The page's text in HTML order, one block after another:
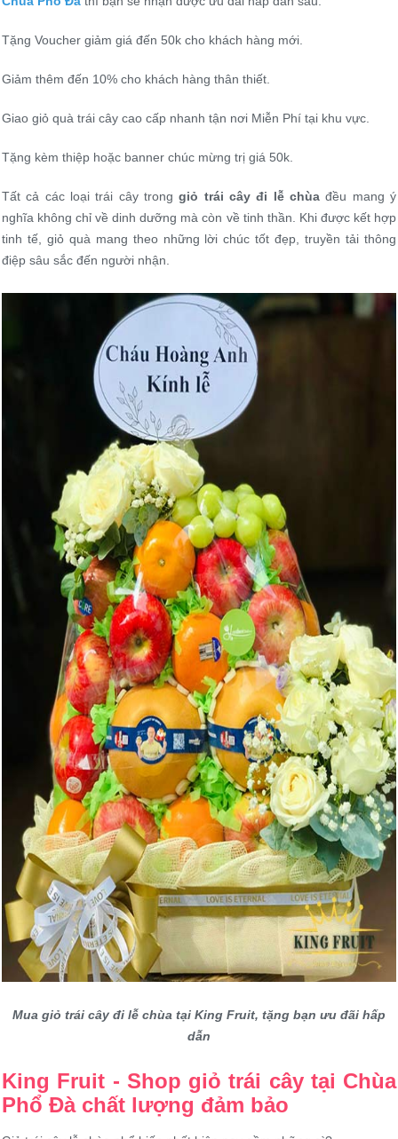
Tặng Voucher giảm giá đến 50k cho khách hàng mới.
Giảm thêm đến 10% cho khách hàng thân thiết.
Giao giỏ quà trái cây cao cấp nhanh tận nơi Miễn Phí tại khu vực.
Tặng kèm thiệp hoặc banner chúc mừng trị giá 50k.
Tất cả các loại trái cây tronggiỏ trái cây đi lễ chùađều mang ý
nghĩa không chỉ về dinh dưỡng mà còn về tinh thần. Khi được kết hợp
tinh tế, giỏ quà mang theo những lời chúc tốt đẹp, truyền tải thông
điệp sâu sắc đến người nhận.
Mua giỏ trái cây đi lễ chùa tại King Fruit, tặng bạn ưu đãi hấp
dẫn
King Fruit - Shop giỏ trái cây tại Chùa
Phổ Đà chất lượng đảm bảo